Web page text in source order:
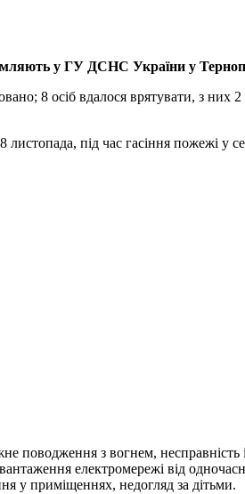
у ГУ ДСНС України у
8 осіб вдалося врятувати, з них 2
листопада, під час гасіння пожежі у
з вогнем, несправність
електромережі від
у приміщеннях, недогляд за дітьми.